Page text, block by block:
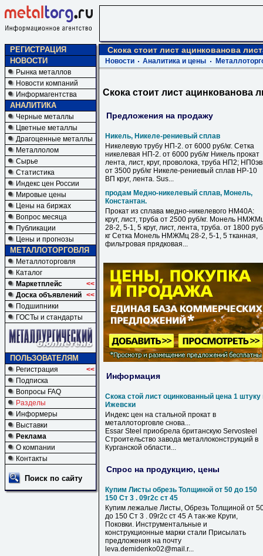
РЕГИСТРАЦИЯ
НОВОСТИ
Рынка металлов
Новости компаний
Информагентства
АНАЛИТИКА
Черные металлы
Цветные металлы
Драгоценные металлы
Металлолом
Сырье
Статистика
Индекс цен России
Мировые цены
Цены на биржах
Вопрос месяца
Публикации
Цены и прогнозы
МЕТАЛЛОТОРГОВЛЯ
Металлоторговля
Каталог
Маркетплейс
<<
Доска объявлений <<
Подшипники
ГОСТы и стандарты
ПОЛЬЗОВАТЕЛЯМ
Регистрация
<<
Подписка
Вопросы FAQ
Разделы
Информеры
Выставки
Реклама
О компании
Контакты
Поиск по сайту
Скока стоит лист ацинкованова
Новости Аналитика и цены
Скока стоит лист ацинкованова
Предложения на продажу
Никель, Никеле-рениевый сплав
Никелевую трубу НП-2. от 6000 руб/кг. Сетка
никелевая НП-2. от 6000 руб/кг Никель прокат
лента, лист, круг, проволока, труба НП2;
от 3500 руб/кг Никеле-рениевый сплав НР-10
ВП круг, лента. Sus...
продам Медно-никелевый сплав, Монель,
Константан.
Прокат из сплава медно-никелевого НМ40А:
круг, лист, труба от 2500 руб/кг. Монель
28-2, 5-1, 5 круг, лист, лента, труба. от 1800
кг Сетка Монель НМЖМц 28-2, 5-1, 5 тканная,
фильтровая прядковая...
Информация
Скока стой лист оцинкованный цена 1 штуку
Ижевски
Индекс цен на стальной прокат в
металлоторговле снова...
Essar Steel приобрела британскую Servosteel
Строительство завода металлоконструкций в
Курганской области...
Спрос на продукцию, цены
Купим Листы обрезь Толщиной от 50 до 150
150 Ст 3 . 09г2с ст 45
Купим лежалые Листы, Обрезь Толщиной от
до 150 Ст 3 . 09г2с ст 45 А так-же Круги,
Поковки. Инструментальные и
конструкционные марки стали Присылать
предложения на почту
leva.demidenko02@mail.r...